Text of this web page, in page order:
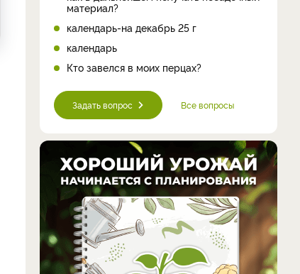
материал?
календарь-на декабрь 25 г
календарь
Кто завелся в моих перцах?
Задать вопрос Все вопросы